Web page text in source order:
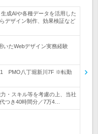
成AIや各種データを活用した
デザイン制作、効果検証など
いたWebデザイン実務経験
PMO八丁堀新川7F ※転勤
・スキル等を考慮の上、当社
つき40時間分／7万4…